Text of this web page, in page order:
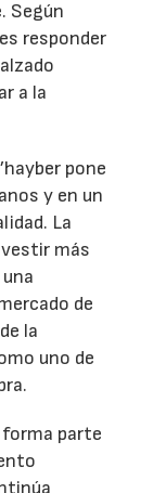
Según
responder
a la
pone
y en un
La
más
de
la
uno de
forma parte